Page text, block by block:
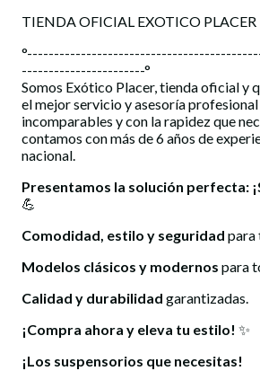
TIENDA OFICIAL EXOTICO PLACER
-----------------------°
Somos Exótico Placer, tienda oficial y
el mejor servicio y asesoría profesional
incomparables y con la rapidez que
contamos con más de 6 años de
nacional.
Presentamos la solución perfecta: ¡
💪
Comodidad, estilo y seguridad para
Modelos clásicos y modernos para
Calidad y durabilidad garantizadas.
¡Compra ahora y eleva tu estilo! ✨
¡Los suspensorios que necesitas!